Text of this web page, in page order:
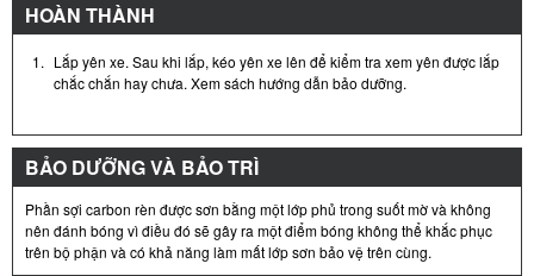
HOÀN THÀNH
1. Lắp yên xe. Sau khi lắp, kéo yên xe lên để kiểm tra xem yên được lắp
chắc chắn hay chưa. Xem sách hướng dẫn bảo dưỡng.
BẢO DƯỠNG VÀ BẢO TRÌ
Phần sợi carbon rèn được sơn bằng một lớp phủ trong suốt mờ và không
nên đánh bóng vì điều đó sẽ gây ra một điểm bóng không thể khắc phục
trên bộ phận và có khả năng làm mất lớp sơn bảo vệ trên cùng.